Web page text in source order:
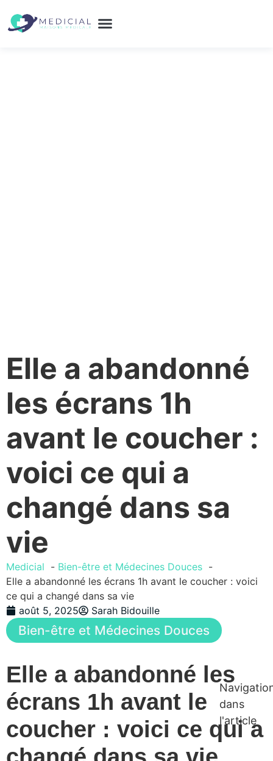
Elle a abandonné
les écrans 1h
avant le coucher :
voici ce qui a
changé dans sa
vie
Medicial
Bien-être et Médecines Douces
Elle a abandonné les écrans 1h avant le coucher : voici
ce qui a changé dans sa vie
août 5, 2025
Sarah Bidouille
Bien-être et Médecines Douces
Elle a abandonné les
écrans 1h avant le
coucher : voici ce qui a
dans
l'article